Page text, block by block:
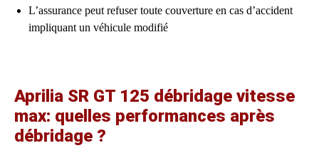
L’assurance peut refuser toute couverture en cas d’accident
impliquant un véhicule modifié
Aprilia SR GT 125 débridage vitesse
max: quelles performances après
débridage ?